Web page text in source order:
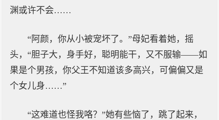
渊或许不会……
“阿颜，你从小被宠坏了。”母妃看着她，摇
头，“胆子大，身手好，聪明能干，又不服输——如
果是个男孩，你父王不知道该多高兴，可偏偏又是
个女儿身……”
“这难道也怪我咯？”她有些恼了，跳了起来，